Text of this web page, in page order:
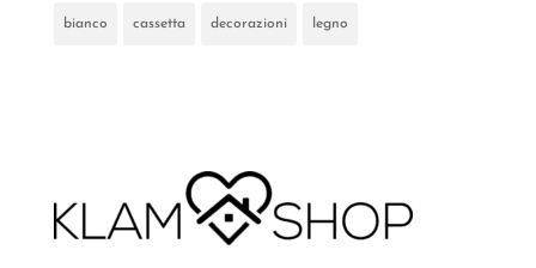
bianco cassetta decorazioni legno